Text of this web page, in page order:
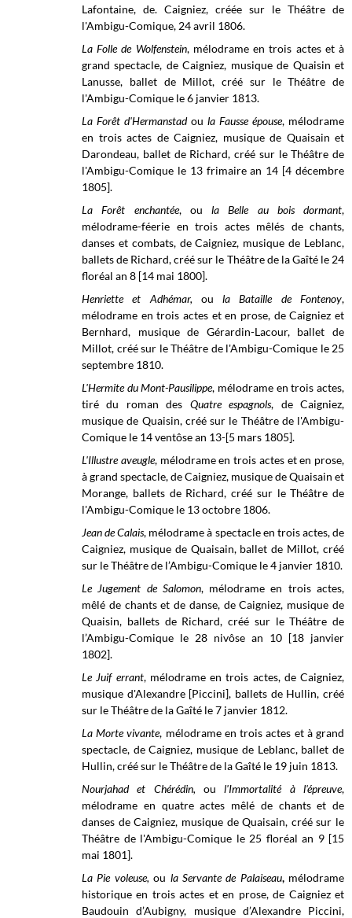
Lafontaine, de. Caigniez, créée sur le Théâtre de
l'Ambigu-Comique, 24 avril 1806.
La Folle de Wolfenstein, mélodrame en trois actes et à
grand spectacle, de Caigniez, musique de Quaisin et
Lanusse, ballet de Millot, créé sur le Théâtre de
l'Ambigu-Comique le 6 janvier 1813.
La Forêt d'Hermanstad ou la Fausse épouse, mélodrame
en trois actes de Caigniez, musique de Quaisain et
Darondeau, ballet de Richard, créé sur leThéâtre de
l'Ambigu-Comique le 13 frimaire an 14 [4 décembre
1805].
La Forêt enchantée, ou la Belle au bois dormant,
mélodrame-féerie en trois actes mêlés de chants,
danses et combats, de Caigniez, musique de Leblanc,
ballets de Richard, créé sur le Théâtre de la Gaîté le 24
floréal an 8 [14 mai 1800].
Henriette et Adhémar, ou la Bataille de Fontenoy,
mélodrame en trois actes et en prose, de Caigniez et
Bernhard, musique de Gérardin-Lacour, ballet de
Millot, créé sur le Théâtre de l'Ambigu-Comique le 25
septembre 1810.
L'Hermite du Mont-Pausilippe, mélodrame en trois actes,
tiré du roman des Quatre espagnols, de Caigniez,
musique de Quaisin, créé sur le Théâtre de l'Ambigu-
Comique le 14 ventôse an 13-[5 mars 1805].
L'Illustre aveugle, mélodrame en trois actes et en prose,
à grand spectacle, de Caigniez, musique de Quaisain et
Morange, ballets de Richard, créé sur leThéâtre de
l'Ambigu-Comique le 13 octobre 1806.
Jean de Calais, mélodrame à spectacle en trois actes, de
Caigniez, musique de Quaisain, ballet de Millot, créé
sur leThéâtre de l’Ambigu-Comique le 4 janvier 1810.
Le Jugement de Salomon, mélodrame en trois actes,
mêlé de chants et de danse, de Caigniez, musique de
Quaisin, ballets de Richard, créé sur leThéâtre de
l’Ambigu-Comique le 28 nivôse an 10 [18 janvier
1802].
Le Juif errant, mélodrame en trois actes, de Caigniez,
musique d'Alexandre [Piccini], ballets de Hullin, créé
sur leThéâtre de la Gaîté le7 janvier 1812.
La Morte vivante, mélodrame en trois actes et à grand
spectacle, de Caigniez, musique de Leblanc, ballet de
Hullin, créé sur le Théâtre de la Gaîté le 19 juin 1813.
Nourjahad et Chérédin, ou l'Immortalité à l'épreuve,
mélodrame en quatre actes mêlé de chants et de
danses de Caigniez, musique de Quaisain, créé sur le
Théâtre de l'Ambigu-Comique le 25 floréal an 9 [15
mai 1801].
La Pie voleuse,ou la Servante de Palaiseau,mélodrame
historique en trois actes et en prose, de Caigniez et
Baudouin d’Aubigny, musique d’Alexandre Piccini,